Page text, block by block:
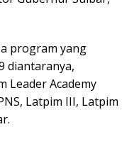
program yang
diantaranya,
Leader Academy
Latpim III, Latpim